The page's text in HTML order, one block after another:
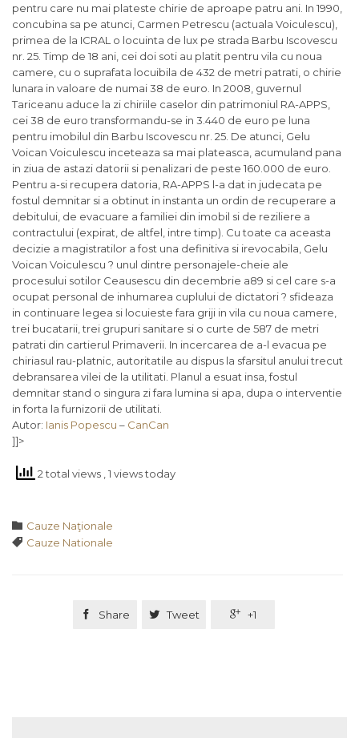
pentru care nu mai plateste chirie de aproape patru ani. In 1990,
concubina sa pe atunci, Carmen Petrescu (actuala Voiculescu),
primea de la ICRAL o locuinta de lux pe strada Barbu Iscovescu
nr. 25. Timp de 18 ani, cei doi soti au platit pentru vila cu noua
camere, cu o suprafata locuibila de 432 de metri patrati, o chirie
lunara in valoare de numai 38 de euro. In 2008, guvernul
Tariceanu aduce la zi chiriile caselor din patrimoniul RA-APPS,
cei 38 de euro transformandu-se in 3.440 de euro pe luna
pentru imobilul din Barbu Iscovescu nr. 25. De atunci, Gelu
Voican Voiculescu inceteaza sa mai plateasca, acumuland pana
in ziua de astazi datorii si penalizari de peste 160.000 de euro.
Pentru a-si recupera datoria, RA-APPS l-a dat in judecata pe
fostul demnitar si a obtinut in instanta un ordin de recuperare a
debitului, de evacuare a familiei din imobil si de reziliere a
contractului (expirat, de altfel, intre timp). Cu toate ca aceasta
decizie a magistratilor a fost una definitiva si irevocabila, Gelu
Voican Voiculescu ? unul dintre personajele-cheie ale
procesului sotilor Ceausescu din decembrie a89 si cel care s-a
ocupat personal de inhumarea cuplului de dictatori ? sfideaza
in continuare legea si locuieste fara griji in vila cu noua camere,
trei bucatarii, trei grupuri sanitare si o curte de 587 de metri
patrati din cartierul Primaverii. In incercarea de a-l evacua pe
chiriasul rau-platnic, autoritatile au dispus la sfarsitul anului trecut
debransarea vilei de la utilitati. Planul a esuat insa, fostul
demnitar stand o singura zi fara lumina si apa, dupa o interventie
in forta la furnizorii de utilitati.
Autor: Ianis Popescu – CanCan
]]>
2 total views , 1 views today
 Category
Cauze Naţionale
 Tags
Cauze Nationale
 Share  Tweet  +1